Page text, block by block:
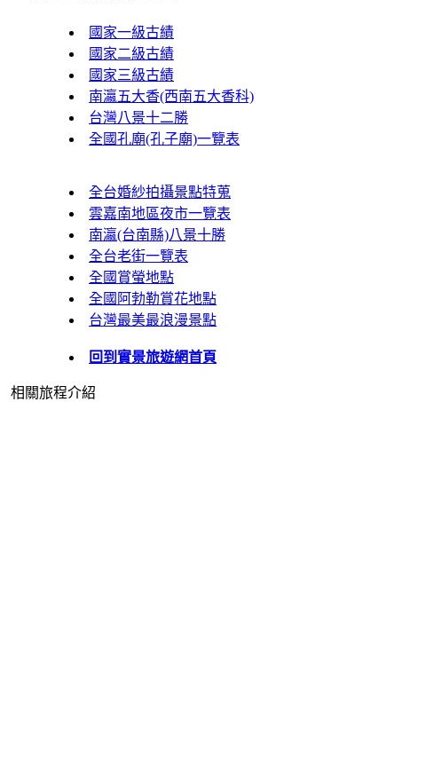
國家一級古績
國家二級古績
國家三級古績
南瀛五大香(西南五大香科)
台灣八景十二勝
全國孔廟(孔子廟)一覽表
全台婚紗拍攝景點特蒐
雲嘉南地區夜市一覽表
南瀛(台南縣)八景十勝
全台老街一覽表
全國賞螢地點
全國阿勃勒賞花地點
台灣最美最浪漫景點
回到實景旅遊網首頁
相關旅程介紹